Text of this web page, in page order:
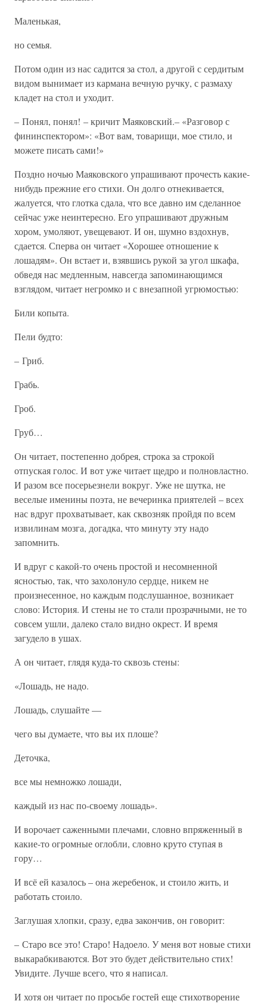
Маленькая,
но семья.
Потом один из нас садится за стол, а другой с сердитым
видом вынимает из кармана вечную ручку, с размаху
кладет на стол и уходит.
– Понял, понял! – кричит Маяковский.– «Разговор с
фининспектором»: «Вот вам, товарищи, мое стило, и
можете писать сами!»
Поздно ночью Маяковского упрашивают прочесть какие-
нибудь прежние его стихи. Он долго отнекивается,
жалуется, что глотка сдала, что все давно им сделанное
сейчас уже неинтересно. Его упрашивают дружным
хором, умоляют, увещевают. И он, шумно вздохнув,
сдается. Сперва он читает «Хорошее отношение к
лошадям». Он встает и, взявшись рукой за угол шкафа,
обведя нас медленным, навсегда запоминающимся
взглядом, читает негромко и с внезапной угрюмостью:
Били копыта.
Пели будто:
– Гриб.
Грабь.
Гроб.
Груб…
Он читает, постепенно добрея, строка за строкой
отпуская голос. И вот уже читает щедро и полновластно.
И разом все посерьезнели вокруг. Уже не шутка, не
веселые именины поэта, не вечеринка приятелей – всех
нас вдруг прохватывает, как сквозняк пройдя по всем
извилинам мозга, догадка, что минуту эту надо
запомнить.
И вдруг с какой-то очень простой и несомненной
ясностью, так, что захолонуло сердце, никем не
произнесенное, но каждым подслушанное, возникает
слово: История. И стены не то стали прозрачными, не то
совсем ушли, далеко стало видно окрест. И время
загудело в ушах.
А он читает, глядя куда-то сквозь стены:
«Лошадь, не надо.
Лошадь, слушайте —
чего вы думаете, что вы их плоше?
Деточка,
все мы немножко лошади,
каждый из нас по-своему лошадь».
И ворочает саженными плечами, словно впряженный в
какие-то огромные оглобли, словно круто ступая в
гору…
И всё ей казалось – она жеребенок, и стоило жить, и
работать стоило.
Заглушая хлопки, сразу, едва закончив, он говорит:
– Старо все это! Старо! Надоело. У меня вот новые стихи
выкарабкиваются. Вот это будет действительно стих!
Увидите. Лучше всего, что я написал.
И хотя он читает по просьбе гостей еще стихотворение